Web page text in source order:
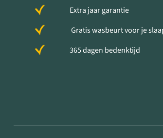
Extra jaar garantie
Gratis wasbeurt voor je
365 dagen bedenktijd